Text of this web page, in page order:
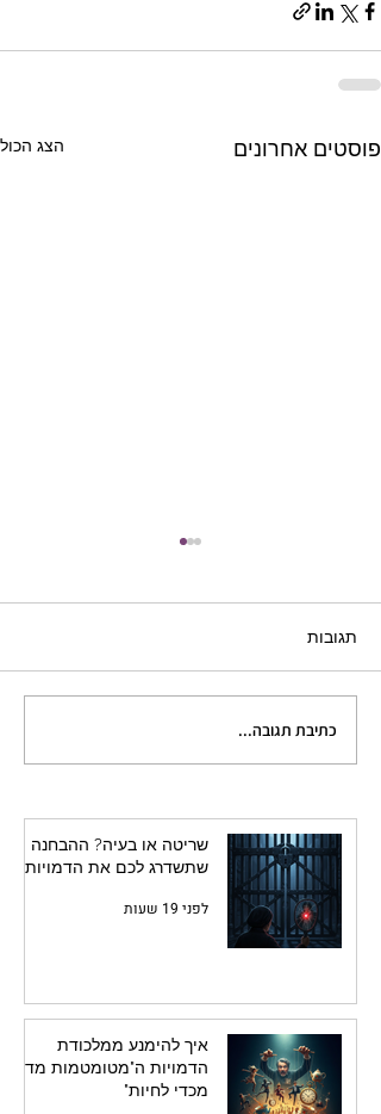
פוסטים אחרונים הצג הכול
הדיאלוג כקרב סיוף: למה
השיחות בספר שלכם לא
תגובות
כתיבת תגובה...
שריטה או בעיה? ההבחנה
שתשדרג לכם את הדמויות
לפני 19 שעות
איך להימנע ממלכודת
הדמויות ה"מטומטמות מדי
מכדי לחיות"